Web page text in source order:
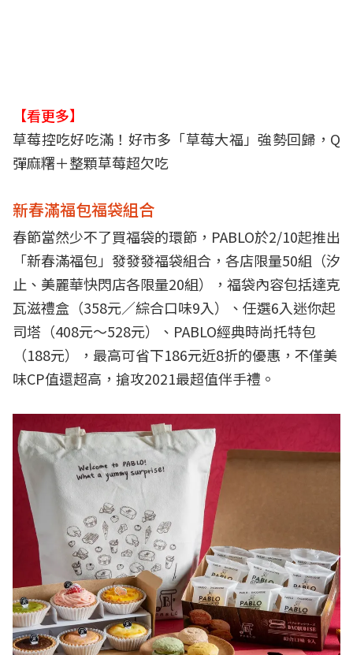
【看更多】
草莓控吃好吃滿！好市多「草莓大福」強勢回歸，Q
彈麻糬＋整顆草莓超欠吃
新春滿福包福袋組合
春節當然少不了買福袋的環節，PABLO於2/10起推出
「新春滿福包」發發發福袋組合，各店限量50組（汐
止、美麗華快閃店各限量20組），福袋內容包括達克
瓦滋禮盒（358元／綜合口味9入）、任選6入迷你起
司塔（408元～528元）、PABLO經典時尚托特包
（188元），最高可省下186元近8折的優惠，不僅美
味CP值還超高，搶攻2021最超值伴手禮。